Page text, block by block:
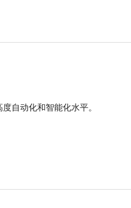
自动化和智能化水平。